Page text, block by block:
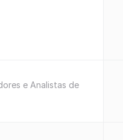
e Analistas de